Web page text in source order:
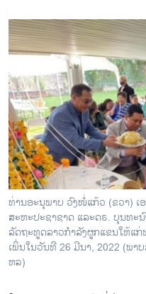
ທ່ານອະນຸພາບ ວົງໜໍ່ແກ້ວ (ຂວາ) ເ
ສະຫະປະຊາຊາດ ແລະດຣ. ບຸນທະ
ລັດ​ຖະ​ທູດລາວກໍາລັງຜູກແຂນໃຫ້ແກ່
ເພິ່ນ​ໃນວັນ​ທີ 26 ມີ​ນາ, 2022 (ພ
ຫລ)